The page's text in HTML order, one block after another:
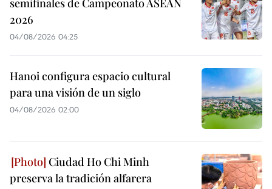
semifinales de Campeonato ASEAN
2026
04/08/2026 04:25
Hanoi configura espacio cultural
para una visión de un siglo
04/08/2026 02:00
Ciudad Ho Chi Minh
preserva la tradición alfarera